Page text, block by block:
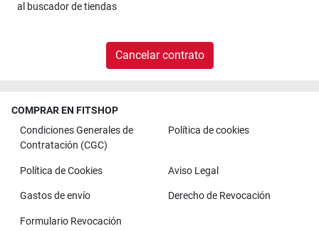
al buscador de tiendas
Cancelar contrato
COMPRAR EN FITSHOP
Condiciones Generales de
Contratación (CGC)
Política de cookies
Política de Cookies Aviso Legal
Gastos de envío Derecho de Revocación
Formulario Revocación